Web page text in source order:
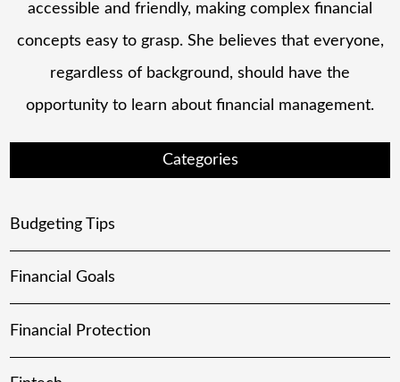
accessible and friendly, making complex financial
concepts easy to grasp. She believes that everyone,
regardless of background, should have the
opportunity to learn about financial management.
Categories
Budgeting Tips
Financial Goals
Financial Protection